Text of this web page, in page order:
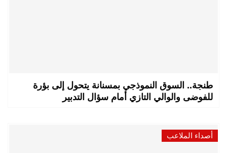
طنجة.. السوق النموذجي بمسنانة يتحول إلى بؤرة
للفوضى والوالي التازي أمام سؤال التدبير
أصداء الملاعب